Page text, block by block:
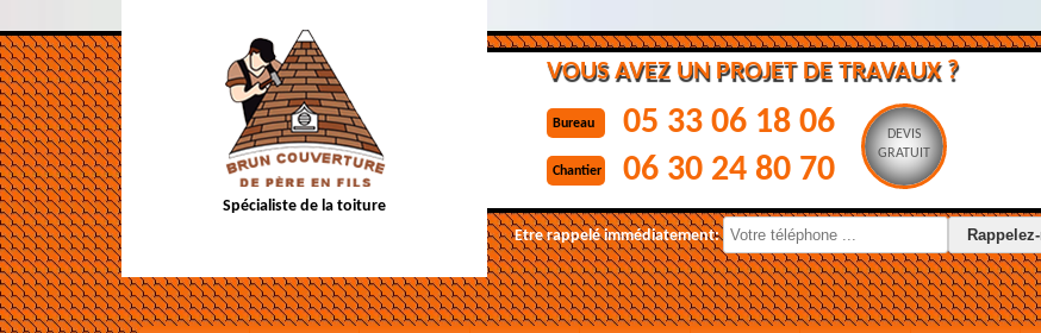
Spécialiste de la toiture
VOUS AVEZ UN PROJET DE TRAVAUX ?
Bureau 05 33 06 18 06
Chantier 06 30 24 80 70
DEVIS
GRATUIT
Etre rappelé immédiatement: